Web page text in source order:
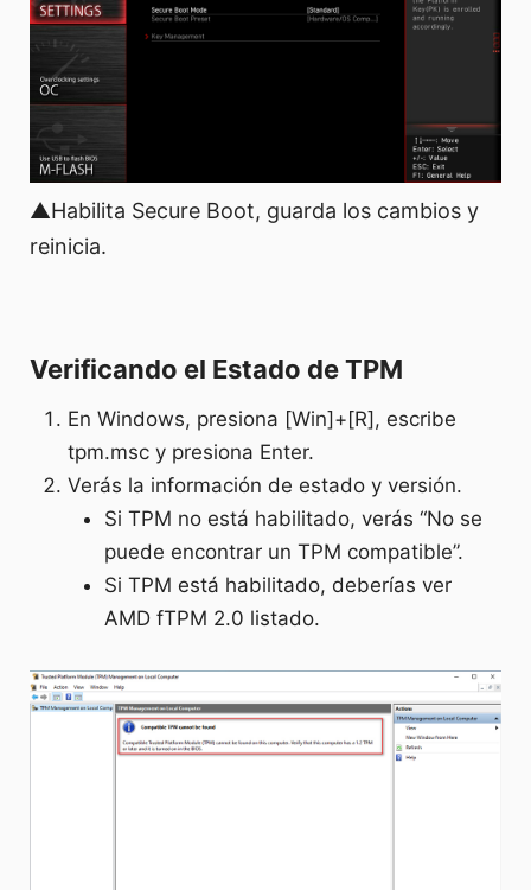
▲Habilita Secure Boot, guarda los cambios y
reinicia.
Verificando el Estado de TPM
En Windows, presiona [Win]+[R], escribe
tpm.msc y presiona Enter.
Verás la información de estado y versión.
Si TPM no está habilitado, verás “No se
puede encontrar un TPM compatible”.
Si TPM está habilitado, deberías ver
AMD fTPM 2.0 listado.